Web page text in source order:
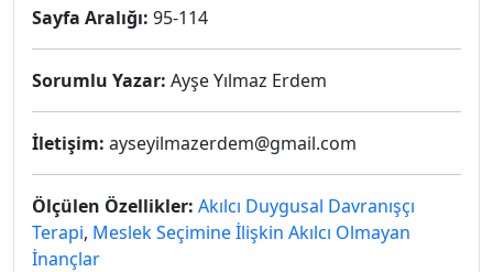
Sayfa Aralığı: 95-114
Sorumlu Yazar: Ayşe Yılmaz Erdem
İletişim: ayseyilmazerdem@gmail.com
Ölçülen Özellikler: Akılcı Duygusal Davranışçı
Terapi, Meslek Seçimine İlişkin Akılcı Olmayan
İnançlar